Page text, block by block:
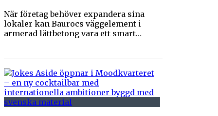
När företag behöver expandera sina
lokaler kan Baurocs väggelement i
armerad lättbetong vara ett smart…